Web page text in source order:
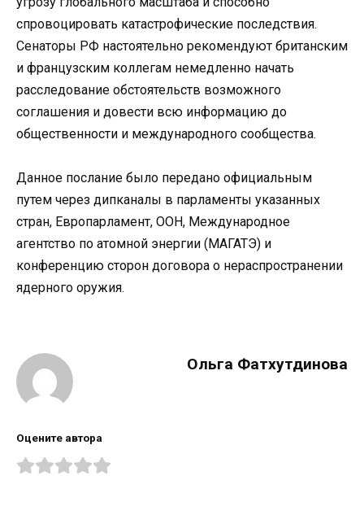
спровоцировать катастрофические последствия.
Сенаторы РФ настоятельно рекомендуют британским
и французским коллегам немедленно начать
расследование обстоятельств возможного
соглашения и довести всю информацию до
общественности и международного сообщества.
Данное послание было передано официальным
путем через дипканалы в парламенты указанных
стран, Европарламент, ООН, Международное
агентство по атомной энергии (МАГАТЭ) и
конференцию сторон договора о нераспространении
ядерного оружия.
Ольга Фатхутдинова
Оцените автора